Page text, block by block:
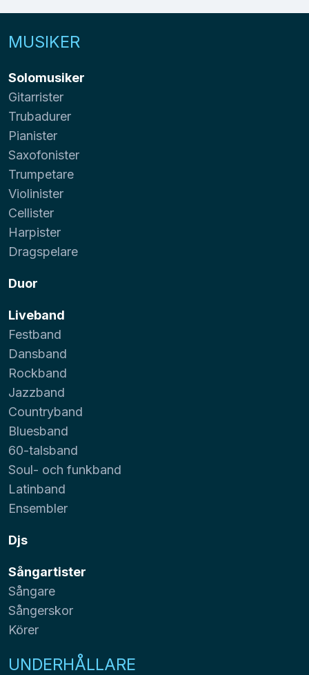
MUSIKER
Solomusiker
Gitarrister
Trubadurer
Pianister
Saxofonister
Trumpetare
Violinister
Cellister
Harpister
Dragspelare
Duor
Liveband
Festband
Dansband
Rockband
Jazzband
Countryband
Bluesband
60-talsband
Soul- och funkband
Latinband
Ensembler
Djs
Sångartister
Sångare
Sångerskor
Körer
UNDERHÅLLARE